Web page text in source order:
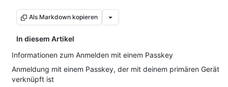
Als Markdown kopieren
In diesem Artikel
Informationen zum Anmelden mit einem Passkey
Anmeldung mit einem Passkey, der mit deinem primären Gerät
verknüpft ist